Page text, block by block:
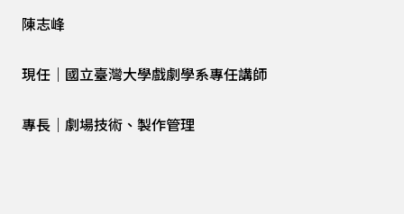
陳志峰
現任｜國立臺灣大學戲劇學系專任講師
專長｜劇場技術、製作管理